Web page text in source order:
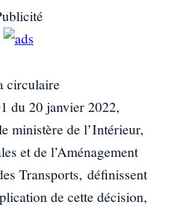
circulaire
du 20 janvier 2022,
ministère de l’Intérieur,
et de l’Aménagement
Transports, définissent
de cette décision,